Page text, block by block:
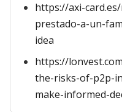
https://axi-
prestado-a-un-
idea
https://
the-risks-of-p2p-
make-informed-